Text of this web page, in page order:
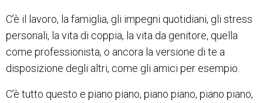
C’è il lavoro, la famiglia, gli impegni quotidiani, gli stress
personali, la vita di coppia, la vita da genitore, quella
come professionista, o ancora la versione di te a
disposizione degli altri, come gli amici per esempio.
C’è tutto questo e piano piano, piano piano, piano piano,